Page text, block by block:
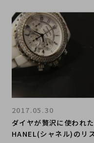
ダイヤが贅沢に使われ
HANEL(シャネル)のリ
2017.05.30